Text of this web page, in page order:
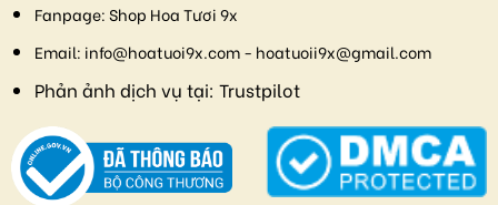
Fanpage:Shop Hoa Tươi 9x
Email: info@hoatuoi9x.com - hoatuoii9x@gmail.com
Phản ảnh dịch vụ tại: Trustpilot